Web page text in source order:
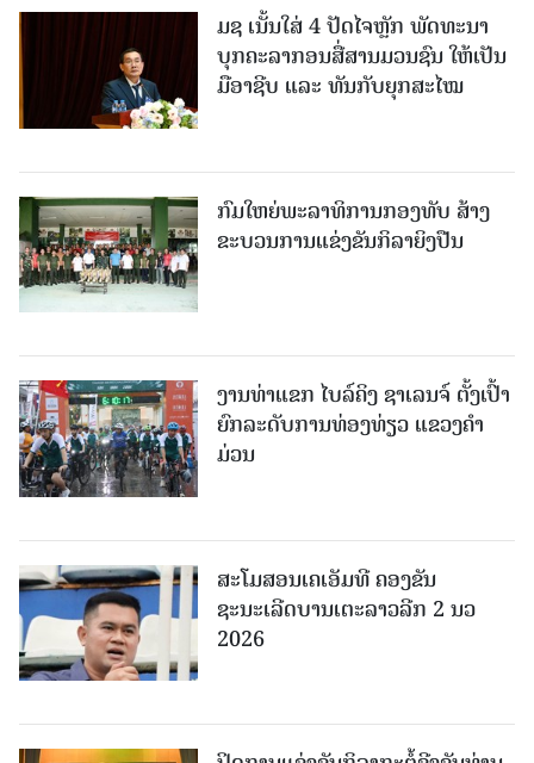
ມຊ ເນັ້ນໃສ່ 4 ປັດໄຈຫຼັກ ພັດທະນາ
ບຸກຄະລາກອນສື່ສານມວນຊົນ ໃຫ້ເປັນ
ມືອາຊີບ ແລະ ທັນກັບຍຸກສະໄໝ
ກົມໃຫຍ່ພະລາທິການກອງທັບ ສ້າງ
ຂະບວນການແຂ່ງຂັນກິລາຍິງປືນ
ງານທ່າແຂກ ໄບລ໌ຄິງ ຊາເລນຈ໌ ຕັ້ງເປົ້າ
ຍົກລະດັບການທ່ອງທ່ຽວ ແຂວງຄໍາ
ມ່ວນ
ສະໂມສອນເຄເອັມທີ ຄອງຂັນ
ຊະນະເລີດບານເຕະລາວລີກ 2 ນວ
2026